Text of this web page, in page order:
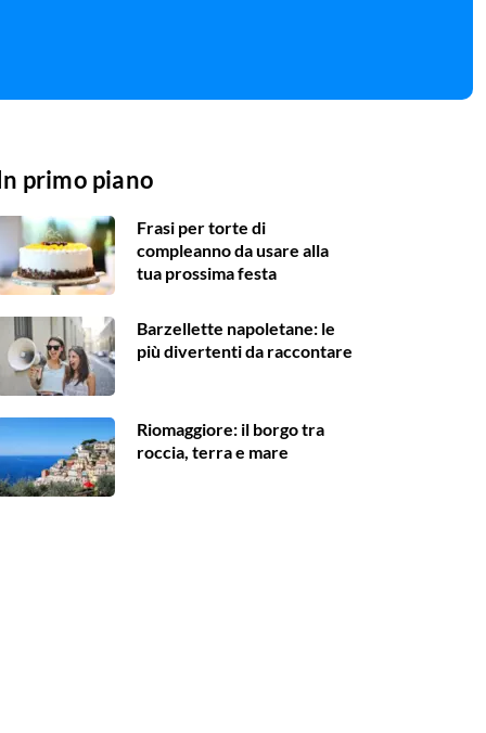
primo piano
Frasi per torte di
compleanno da usare alla
tua prossima festa
Barzellette napoletane: le
più divertenti da raccontare
Riomaggiore: il borgo tra
roccia, terra e mare